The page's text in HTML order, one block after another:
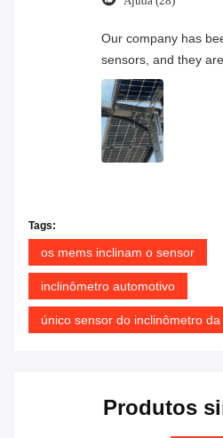
Our company has
sensors, and they
Tags:
os mems inclinam o sensor
inclinômetro automotivo
único sensor do inclinômetro
Produtos